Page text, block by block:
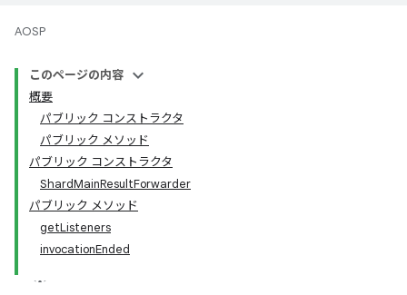
AOSP
このページの内容
概要
パブリック コンストラクタ
パブリック メソッド
パブリック コンストラクタ
ShardMainResultForwarder
パブリック メソッド
getListeners
invocationEnded